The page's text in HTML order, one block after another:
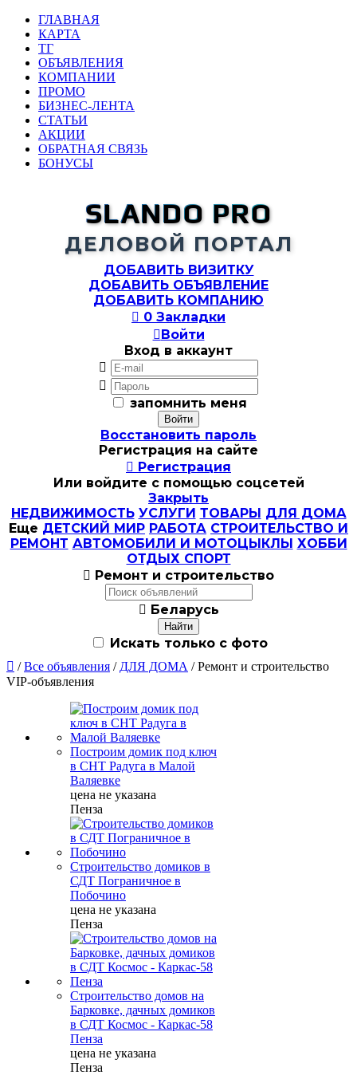
ГЛАВНАЯ
КАРТА
ТГ
ОБЪЯВЛЕНИЯ
КОМПАНИИ
ПРОМО
БИЗНЕС-ЛЕНТА
СТАТЬИ
АКЦИИ
ОБРАТНАЯ СВЯЗЬ
БОНУСЫ
SLANDO PRO
ДЕЛОВОЙ ПОРТАЛ
ДОБАВИТЬ ВИЗИТКУ
ДОБАВИТЬ ОБЪЯВЛЕНИЕ
ДОБАВИТЬ КОМПАНИЮ
 0 Закладки
Войти
Вход в аккаунт


запомнить меня
Восстановить пароль
Регистрация на сайте
 Регистрация
Или войдите с помощью соцсетей
Закрыть
НЕДВИЖИМОСТЬ УСЛУГИ ТОВАРЫ ДЛЯ ДОМА
Еще ДЕТСКИЙ МИР РАБОТА СТРОИТЕЛЬСТВО И
РЕМОНТ АВТОМОБИЛИ И МОТОЦЫКЛЫ ХОББИ
ОТДЫХ СПОРТ
 Ремонт и строительство
 Беларусь
Искать только с фото
 /Все объявления / ДЛЯ ДОМА / Ремонт и строительство
VIP-объявления
Построим домик под ключ
в СНТ Радуга в Малой
Валяевке
цена не указана
Пенза
Строительство домиков в
СДТ Пограничное в
Побочино
цена не указана
Пенза
Строительство домов на
Барковке, дачных домиков
в СДТ Космос - Каркас-58
Пенза
цена не указана
Пенза